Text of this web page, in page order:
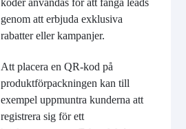
genom att erbjuda exklusiva
rabatter eller kampanjer.
Att placera en QR-kod på
produktförpackningen kan till
exempel uppmuntra kunderna att
registrera sig för ett